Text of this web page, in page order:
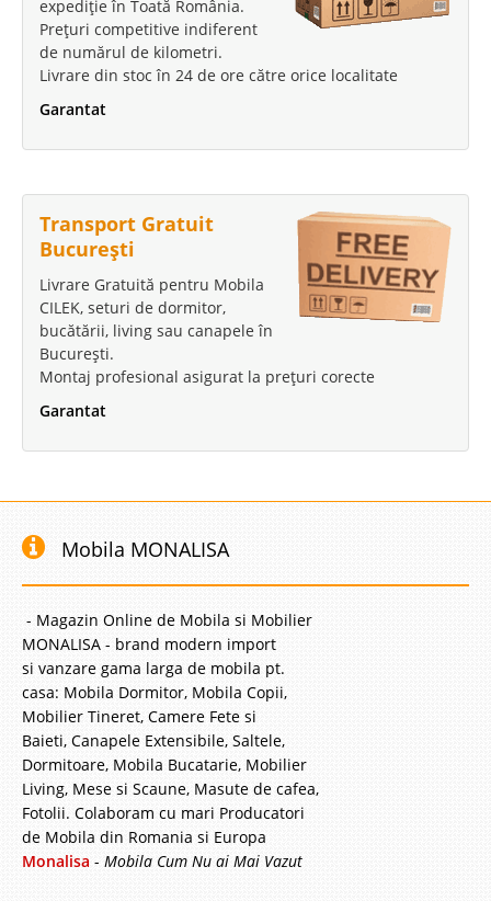
expediție în Toată România.
Prețuri competitive indiferent
de numărul de kilometri.
Livrare din stoc în 24 de ore către orice localitate
Garantat
Transport Gratuit
București
Livrare Gratuită pentru Mobila
CILEK, seturi de dormitor,
bucătării, living sau canapele în
București.
Montaj profesional asigurat la prețuri corecte
Garantat
Mobila MONALISA
- Magazin Online de Mobila si Mobilier
MONALISA - brand modern import
si vanzare gama larga de mobila pt.
casa: Mobila Dormitor, Mobila Copii,
Mobilier Tineret, Camere Fete si
Baieti, Canapele Extensibile, Saltele,
Dormitoare, Mobila Bucatarie, Mobilier
Living, Mese si Scaune, Masute de cafea,
Fotolii. Colaboram cu mari Producatori
de Mobila din Romania si Europa
Monalisa - Mobila Cum Nu ai Mai Vazut